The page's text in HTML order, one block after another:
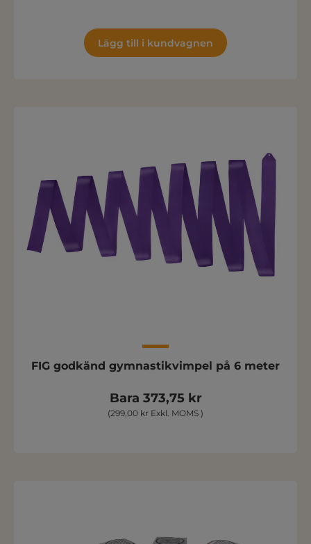
Lägg till i kundvagnen
FIG godkänd gymnastikvimpel på 6 meter
Bara 373,75 kr
(299,00 kr Exkl. MOMS )